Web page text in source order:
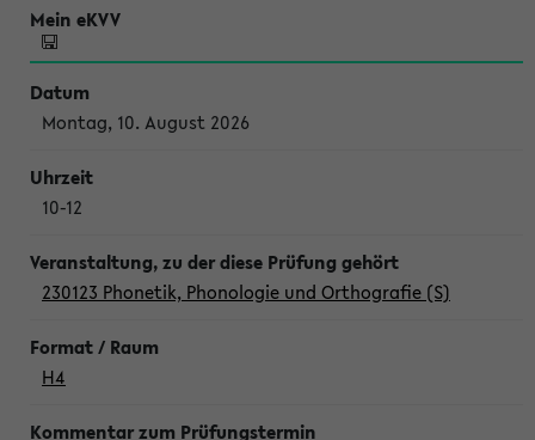
Montag, 10. August 2026
10-12
230123 Phonetik, Phonologie und Orthografie (S)
H4